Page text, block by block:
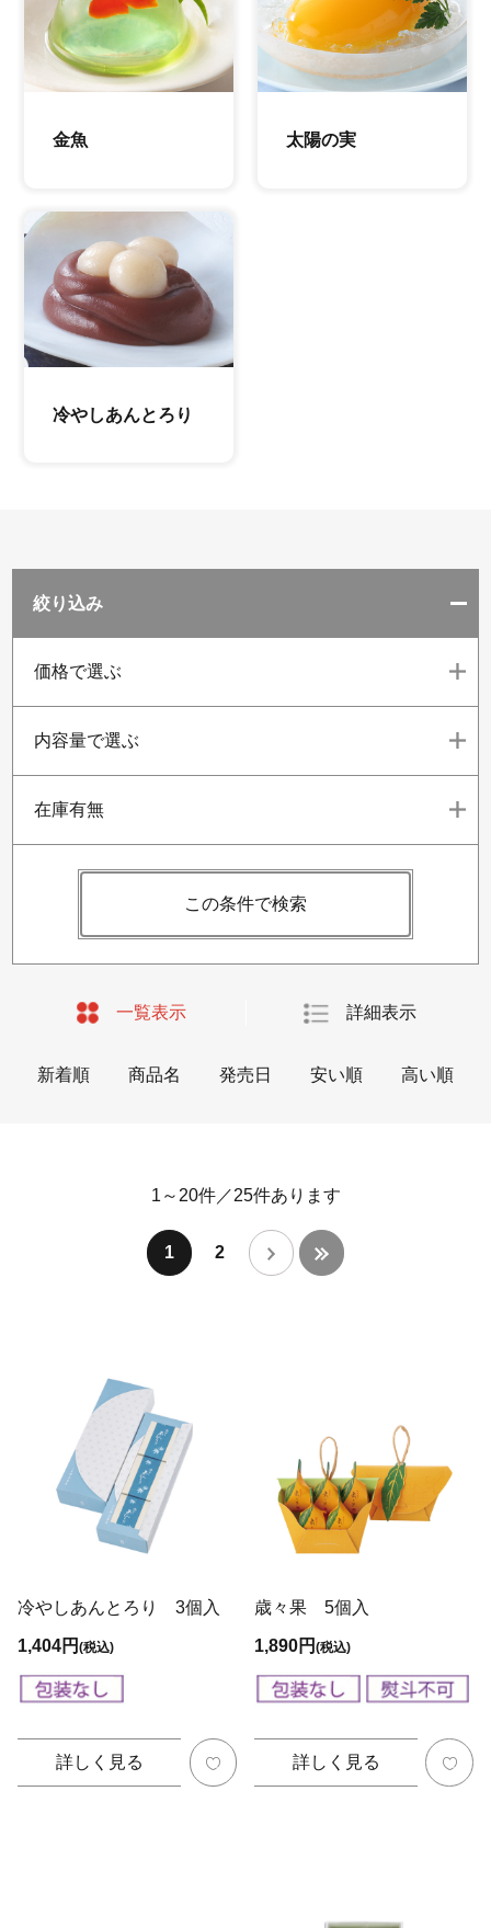
金魚 太陽の実
冷やしあんとろり
絞り込み
価格で選ぶ
内容量で選ぶ
在庫有無
この条件で検索
一覧表示 詳細表示
新着順 商品名 発売日 安い順 高い順
1～20件／25件あります
1 2
冷やしあんとろり 3個入
1,404円(税込)
詳しく見る
歳々果 5個入
1,890円(税込)
詳しく見る